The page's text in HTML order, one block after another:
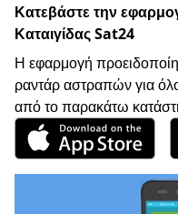
Κατεβάστε την
Καταιγίδας Sat24
Η εφαρμογή
ραντάρ αστραπών για
από το παρακάτω